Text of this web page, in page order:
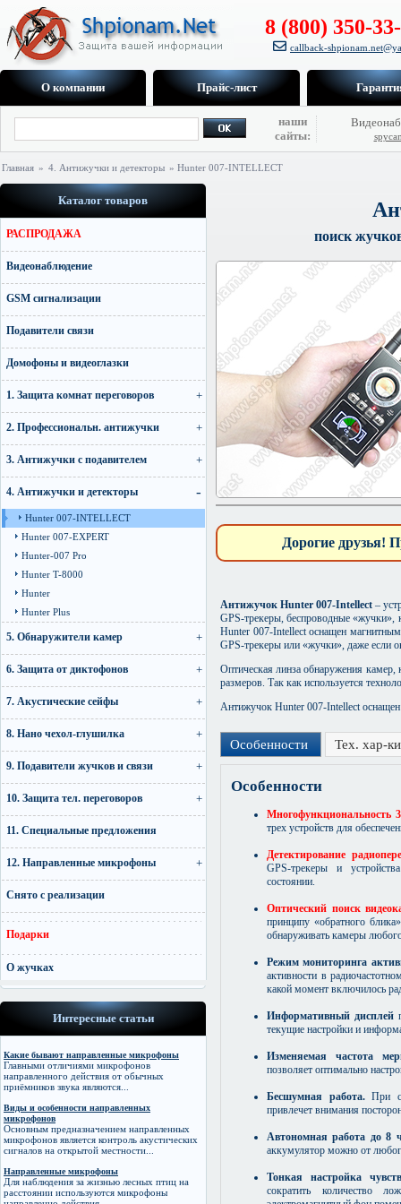
8 (800) 350-
callback-
О компании Прайс-лист
наши
сайты:
Главная » 4. Антижучки и детекторы » Hunter 007-INTELLECT
Каталог товаров
РАСПРОДАЖА
Видеонаблюдение
GSM сигнализации
Подавители связи
Домофоны и видеоглазки
1. Защита комнат переговоров
2. Профессиональн. антижучки
3. Антижучки с подавителем
4. Антижучки и детекторы
Hunter 007-INTELLECT
Hunter 007-EXPERT
Hunter-007 Pro
Hunter T-8000
Hunter
Hunter Plus
5. Обнаружители камер
6. Защита от диктофонов
7. Акустические сейфы
8. Нано чехол-глушилка
9. Подавители жучков и связи
10. Защита тел. переговоров
11. Специальные предложения
12. Направленные микрофоны
Снято с реализации
Подарки
О жучках
Интересные статьи
Какие бывают направленные микрофоны
Главными отличиями микрофонов
направленного действия от обычных
приёмников звука являются...
Виды и особенности направленных
микрофонов
Основным предназначением направленных
микрофонов является контроль акустических
сигналов на открытой местности...
Направленные микрофоны
Для наблюдения за жизнью лесных птиц на
расстоянии используются микрофоны
поиск
Дорогие друзья!
Антижучок Hunter 007-Intellect –
GPS-трекеры, беспроводные
Hunter 007-Intellect оснащен
GPS-трекеры или «жучки», даже если
Оптическая линза обнаружения камер,
размеров. Так как используется
Антижучок Hunter 007-Intellect
Особенности Тех. хар-ки
Особенности
Многофункциональность
трех устройств для
Детектирование
GPS-трекеры и
состоянии.
Оптический поиск
принципу «обратного
обнаруживать камеры
Режим мониторинга
активности в
какой момент включилось
Информативный дисплей
текущие настройки и
Изменяемая частота
позволяет оптимально
Бесшумная работа.При
привлечет внимания
Автономная работа до 8
аккумулятор можно от
Тонкая настройка
сократить количество